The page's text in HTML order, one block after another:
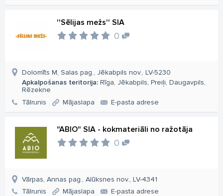
''Sēlijas mežs'' SIA
0
Dolomīts M, Salas pag., Jēkabpils nov., LV-5230
Apkalpošanas teritorija: Rīga, Jēkabpils, Preiļi, Daugavpils,
Rēzekne
Tālrunis
Mājaslapa E-pasta adrese
"ABIO" SIA - kokmateriāli no ražotāja
0
Vārpas, Annas pag., Alūksnes nov., LV-4341
Tālrunis
Mājaslapa E-pasta adrese